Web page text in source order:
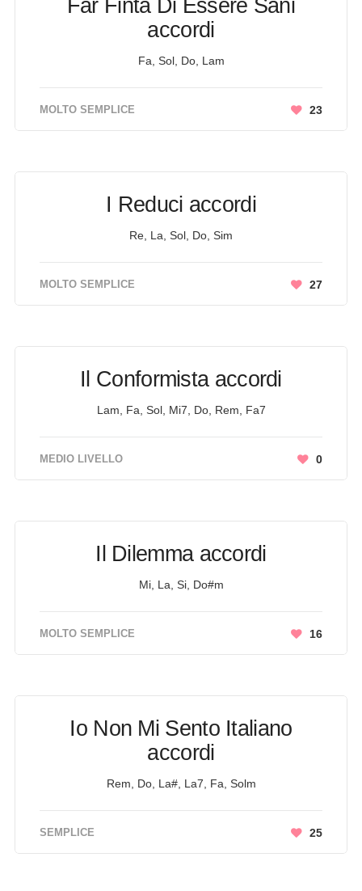
Far Finta Di Essere Sani
accordi
Fa, Sol, Do, Lam
MOLTO SEMPLICE 23
I Reduci accordi
Re, La, Sol, Do, Sim
MOLTO SEMPLICE 27
Il Conformista accordi
Lam, Fa, Sol, Mi7, Do, Rem, Fa7
MEDIO LIVELLO 0
Il Dilemma accordi
Mi, La, Si, Do#m
MOLTO SEMPLICE 16
Io Non Mi Sento Italiano
accordi
Rem, Do, La#, La7, Fa, Solm
SEMPLICE 25